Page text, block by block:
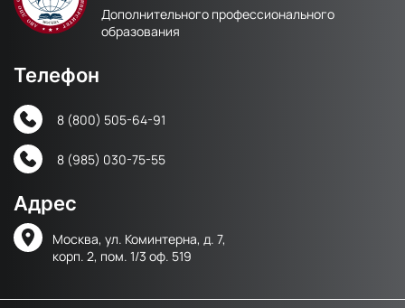
Дополнительного профессионального
образования
Телефон
8 (800) 505-64-91
8 (985) 030-75-55
Адрес
Москва, ул. Коминтерна, д. 7,
корп. 2, пом. 1/3 оф. 519